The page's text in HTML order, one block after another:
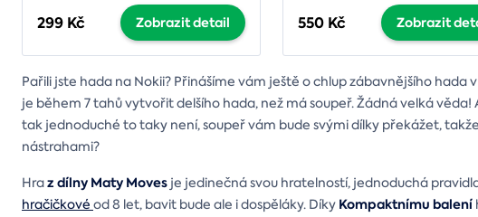
299 Kč Zobrazit detail 550 Kč Zobrazit
Pařili jste hada na Nokii? Přinášíme vám ještě o chlup zábavnějšího hada
je během 7 tahů vytvořit delšího hada, než má soupeř. Žádná velká věda!
tak jednoduché to taky není, soupeř vám bude svými dílky překážet,
nástrahami?
Hraz dílny Maty Moves je jedinečná svou hratelností, jednoduchá
hračičkové od 8 let, bavit bude ale i dospěláky. Díky Kompaktnímu balení